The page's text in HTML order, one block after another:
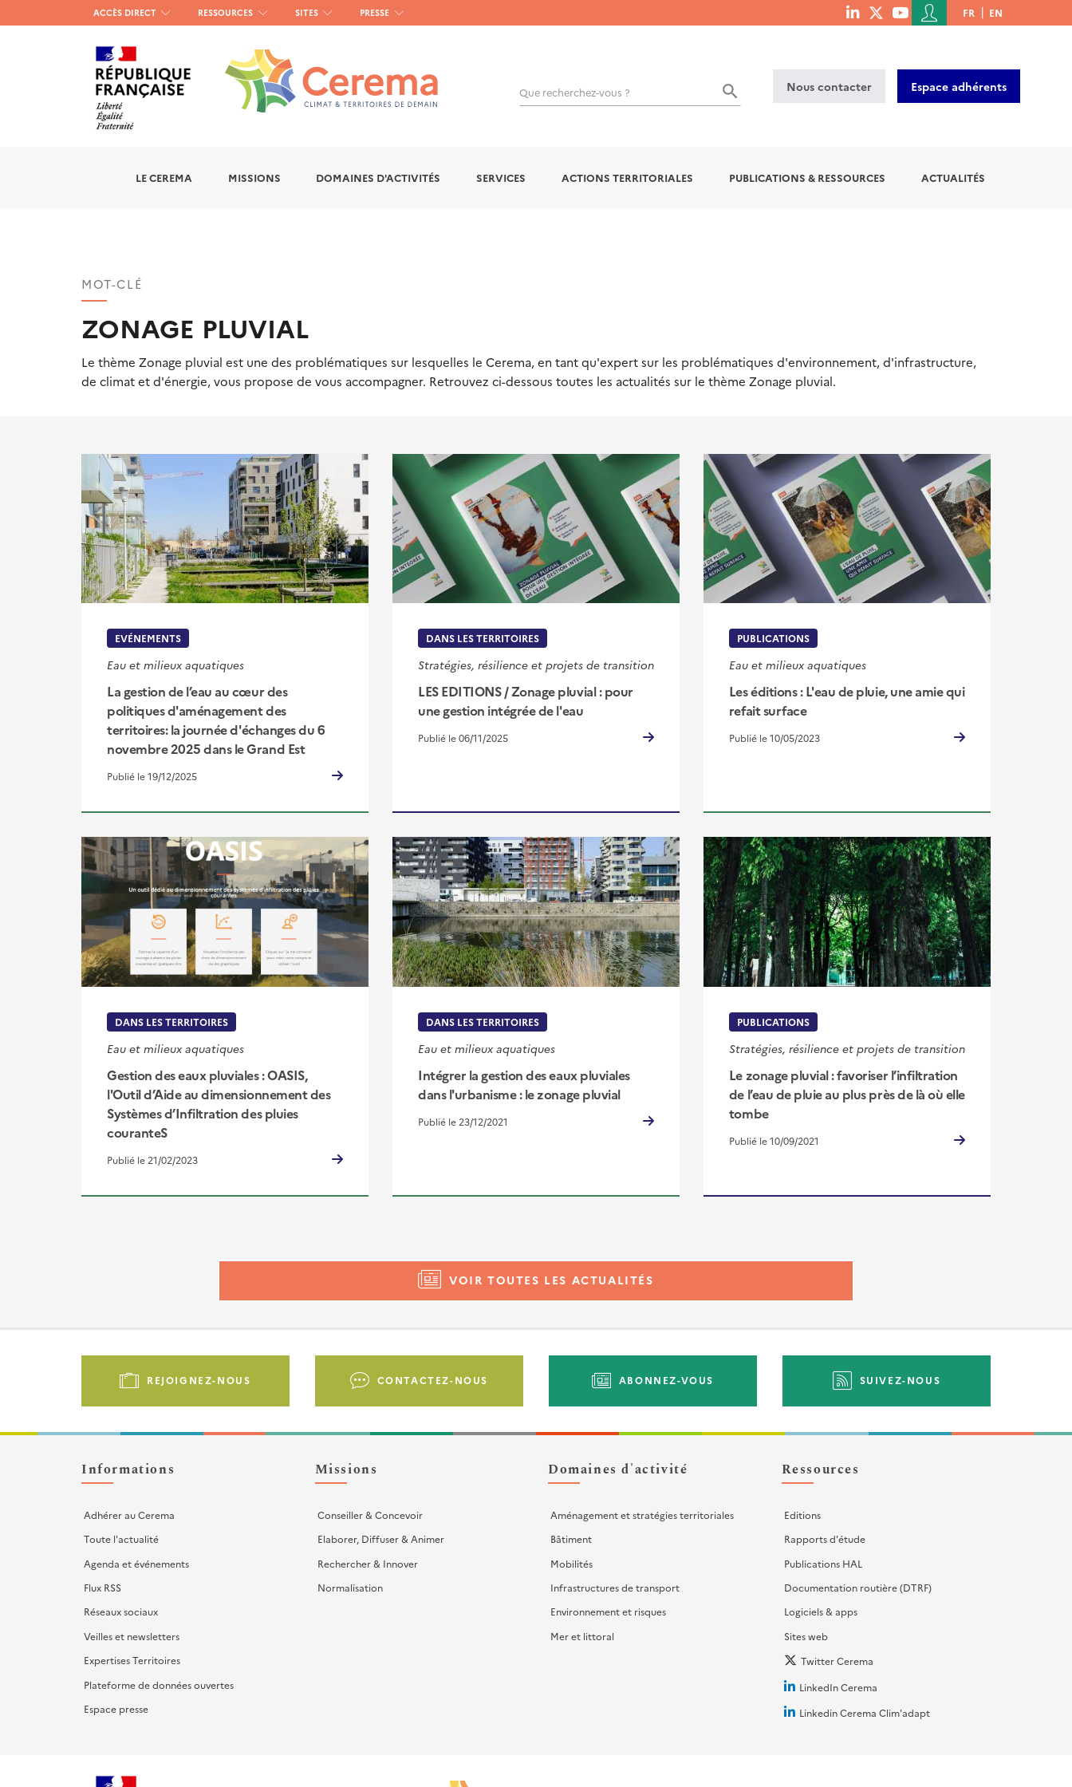
Menu
haut
gauche
ACCÈS DIRECT RESSOURCES SITES PRESSE
menu
Menu
du
de
l'utilisateur
FR EN
Que recherchez-vous ? Nous contacter Espace adhérents
LE CEREMA MISSIONS DOMAINES D'ACTIVITÉS SERVICES ACTIONS TERRITORIALES PUBLICATIONS & RESSOURCES ACTUALITÉS
MOT-CLÉ
ZONAGE PLUVIAL
Le thème Zonage pluvial est une des problématiques sur lesquelles le Cerema, en tant qu'expert sur les problématiques d'environnement, d'infrastructure,
de climat et d'énergie, vous propose de vous accompagner. Retrouvez ci-dessous toutes les actualités sur le thème Zonage pluvial.
EVÉNEMENTS
Eau et milieux aquatiques
La gestion de l’eau au cœur des
politiques d'aménagement des
territoires: la journée d'échanges du 6
novembre 2025 dans le Grand Est
Publié le 19/12/2025
DANS LES TERRITOIRES
Stratégies, résilience et projets de transition
LES EDITIONS / Zonage pluvial : pour
une gestion intégrée de l'eau
Publié le 06/11/2025
PUBLICATIONS
Eau et milieux aquatiques
Les éditions : L'eau de pluie, une amie qui
refait surface
Publié le 10/05/2023
DANS LES TERRITOIRES
Eau et milieux aquatiques
Gestion des eaux pluviales : OASIS,
l'Outil d’Aide au dimensionnement des
Systèmes d’Infiltration des pluies
couranteS
Publié le 21/02/2023
DANS LES TERRITOIRES
Eau et milieux aquatiques
Intégrer la gestion des eaux pluviales
dans l'urbanisme : le zonage pluvial
Publié le 23/12/2021
PUBLICATIONS
Stratégies, résilience et projets de transition
Le zonage pluvial : favoriser l’infiltration
de l’eau de pluie au plus près de là où elle
tombe
Publié le 10/09/2021
VOIR TOUTES LES ACTUALITÉS
Pied
Liens
d'actions
REJOIGNEZ-NOUS CONTACTEZ-NOUS ABONNEZ-VOUS SUIVEZ-NOUS
Informations
Adhérer au Cerema
Toute l'actualité
Agenda et événements
Flux RSS
Réseaux sociaux
Veilles et newsletters
Expertises Territoires
Plateforme de données ouvertes
Espace presse
Missions
Conseiller & Concevoir
Elaborer, Diffuser & Animer
Rechercher & Innover
Normalisation
Domaines d'activité
Aménagement et stratégies territoriales
Bâtiment
Mobilités
Infrastructures de transport
Environnement et risques
Mer et littoral
Ressources
Editions
Rapports d'étude
Publications HAL
Documentation routière (DTRF)
Logiciels & apps
Sites web
Twitter Cerema
LinkedIn Cerema
Linkedin Cerema Clim'adapt